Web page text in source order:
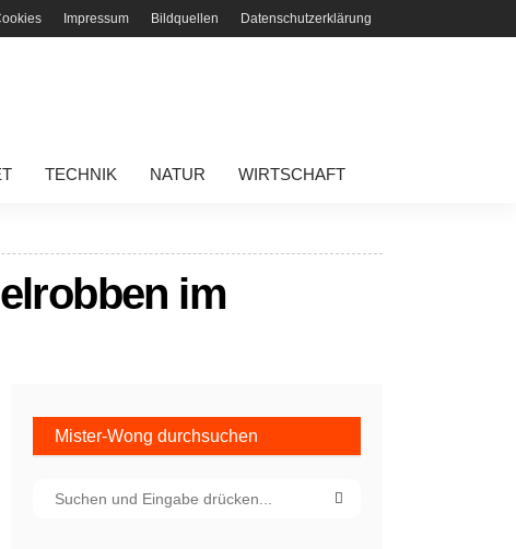
Impressum Bildquellen Datenschutzerklärung
TECHNIK NATUR WIRTSCHAFT
im
Mister-Wong durchsuchen